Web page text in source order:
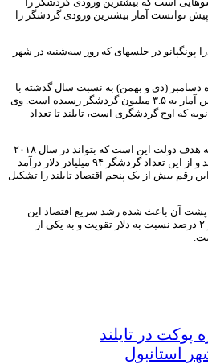
توانست آمار بیشترین ورودی گردشگر را
پونگپانو در جلسهای که روز سه‌شنبه در شهر
دسامبر (دی و بهمن) به نسبت سال گذشته با
افزایش ۱۶ درصدی روبرو شده و این آمار به ۳.۵ میلیون گردشگر رسیده است. وی
که اوج گردشگری است، تایلند تا تعداد
ستاروندرا پونگپانو در ادامه گفت که هدف دولت این است که بتواند در سال ۲۰۱۸
حداقل ۳۷ میلیون گردشگر جذب کند و از این تعداد گردشگر ۹۴ میلیادر دلار درآمد
رقم بیش از یک پنجم اقتصاد تایلند را تشکیل
آن باعث شده رشد سریع اقتصاد این
کشور شده و در سال جاری بیش از ۲ درصد نسبت به دلار تقویت و به یکی از
پوکت در تایلند
استانبول